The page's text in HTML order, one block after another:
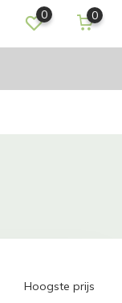
0 0
Hoogste prijs